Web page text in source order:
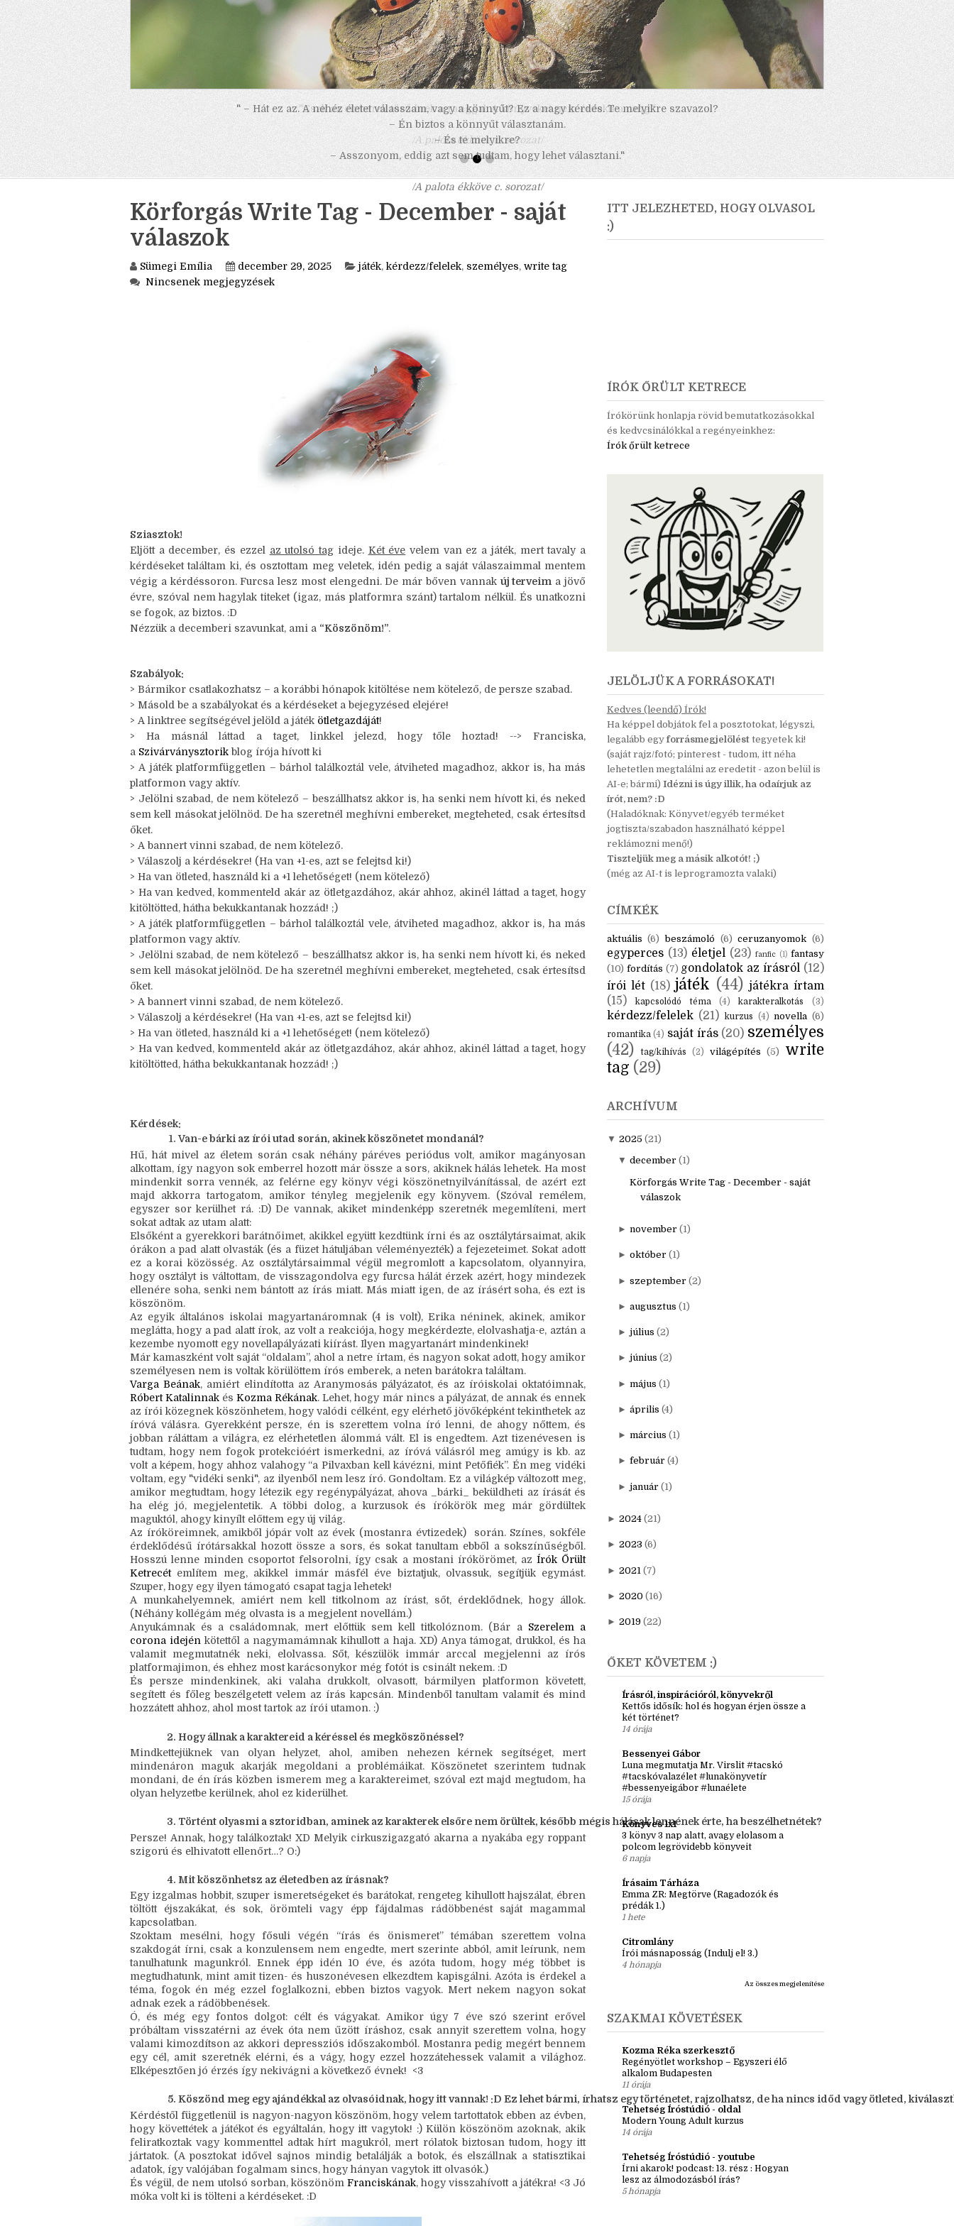
" – Hát ez az. A nehéz életet válasszam, vagy a könnyűt? Ez a nagy kérdés. Te melyikre szavazol?
– Én biztos a könnyűt választanám.
– És te melyikre?
– Asszonyom, eddig azt sem tudtam, hogy lehet választani."
/A palota ékköve c. sorozat/
Körforgás Write Tag - December - saját
válaszok
Sziasztok!
Eljött a december, és ezzelaz utolsó tagideje.Két éve velem van ez a játék, mert tavaly a
kérdéseket találtam ki, és osztottam meg veletek, idén pedig a saját válaszaimmal mentem
végig a kérdéssoron. Furcsa lesz most elengedni. De már bőven vannak
Nézzük a decemberi szavunkat, ami a
Szabályok:
> Bármikor csatlakozhatsz – a korábbi hónapok kitöltése nem kötelező, de persze szabad.
> Másold be a szabályokat és a kérdéseket a bejegyzésed elejére!
> A linktree segítségével jelöld a játékötletgazdáját!
> Ha másnál láttad a taget, linkkel jelezd, hogy tőle hoztad! --> Franciska,
a Szivárványsztorik blog írója hívott ki
> A játék platformfüggetlen – bárhol találkoztál vele, átviheted magadhoz, akkor is, ha más
platformon vagy aktív.
> Jelölni szabad, de nem kötelező – beszállhatsz akkor is, ha senki nem hívott ki, és neked
sem kell másokat jelölnöd. De ha szeretnél meghívni embereket, megteheted, csak értesítsd
őket.
> A bannert vinni szabad, de nem kötelező.
> Válaszolj a kérdésekre! (Ha van +1-es, azt se felejtsd ki!)
> Ha van ötleted, használd ki a +1 lehetőséget! (nem kötelező)
> Ha van kedved, kommenteld akár az ötletgazdához, akár ahhoz, akinél láttad a taget, hogy
kitöltötted, hátha bekukkantanak hozzád! ;)
> A játék platformfüggetlen – bárhol találkoztál vele, átviheted magadhoz, akkor is, ha más
platformon vagy aktív.
> Jelölni szabad, de nem kötelező – beszállhatsz akkor is, ha senki nem hívott ki, és neked
sem kell másokat jelölnöd. De ha szeretnél meghívni embereket, megteheted, csak értesítsd
őket.
> A bannert vinni szabad, de nem kötelező.
> Válaszolj a kérdésekre! (Ha van +1-es, azt se felejtsd ki!)
Kérdések:
Van-e bárki az írói utad során, akinek köszönetet mondanál?
Hű, hát mivel az életem során csak néhány páréves periódus volt, amikor magányosan
alkottam, így nagyon sok emberrel hozott már össze a sors, akiknek hálás lehetek. Ha most
mindenkit sorra vennék, az felérne egy könyv végi köszönetnyilvánítással, de azért ezt
majd akkorra tartogatom, amikor tényleg megjelenik egy könyvem. (Szóval remélem,
egyszer sor kerülhet rá. :D) De vannak, akiket mindenképp szeretnék megemlíteni, mert
sokat adtak az utam alatt:
Elsőként a gyerekkori barátnőimet, akikkel együtt kezdtünk írni és az osztálytársaimat, akik
órákon a pad alatt olvasták (és a füzet hátuljában véleményezték) a fejezeteimet. Sokat adott
ez a korai közösség. Az osztálytársaimmal végül megromlott a kapcsolatom, olyannyira,
hogy osztályt is váltottam, de visszagondolva egy furcsa hálát érzek azért, hogy mindezek
ellenére soha, senki nem bántott az írás miatt. Más miatt igen, de az írásért soha, és ezt is
köszönöm.
Az egyik általános iskolai magyartanáromnak (4 is volt), Erika néninek, akinek, amikor
meglátta, hogy a pad alatt írok, az volt a reakciója, hogy megkérdezte, elolvashatja-e, aztán a
kezembe nyomott egy novellapályázati kiírást. Ilyen magyartanárt mindenkinek!
Már kamaszként volt saját “oldalam”, ahol a netre írtam, és nagyon sokat adott, hogy amikor
személyesen nem is voltak körülöttem írós emberek, a neten barátokra találtam.
Varga Beának
Róbert Katalinnak és Kozma Rékának. Lehet, hogy már nincs a pályázat, de annak és ennek
az írói közegnek köszönhetem, hogy valódi célként, egy elérhető jövőképként tekinthetek az
íróvá válásra. Gyerekként persze, én is szerettem volna író lenni, de ahogy nőttem, és
jobban ráláttam a világra, ez elérhetetlen álommá vált. El is engedtem. Azt tizenévesen is
tudtam, hogy nem fogok protekcióért ismerkedni, az íróvá válásról meg amúgy is kb. az
volt a képem, hogy ahhoz valahogy “a Pilvaxban kell kávézni, mint Petőfiék”. Én meg vidéki
voltam, egy "vidéki senki", az ilyenből nem lesz író. Gondoltam. Ez a világkép változott meg,
amikor megtudtam, hogy létezik egy regénypályázat, ahova _bárki_ beküldheti az írását és
ha elég jó, megjelentetik. A többi dolog, a kurzusok és írókörök meg már gördültek
maguktól, ahogy kinyílt előttem egy új világ.
Az íróköreimnek, amikből jópár volt az évek (mostanra évtizedek)  során. Színes, sokféle
érdeklődésű írótársakkal hozott össze a sors, és sokat tanultam ebből a sokszínűségből.
Hosszú lenne minden csoportot felsorolni, így csak a mostani írókörömet, az Írók Őrült
Ketrecét említem meg, akikkel immár másfél éve biztatjuk, olvassuk, segítjük egymást.
Szuper, hogy egy ilyen támogató csapat tagja lehetek!
A munkahelyemnek, amiért nem kell titkolnom az írást, sőt, érdeklődnek, hogy állok.
(Néhány kollégám még olvasta is a megjelent novellám.)
Anyukámnak és a családomnak, mert előttük sem kell titkolóznom. (Bár a
corona idején kötettől a nagymamámnak kihullott a haja. XD) Anya támogat, drukkol, és ha
valamit megmutatnék neki, elolvassa. Sőt, készülök immár arccal megjelenni az írós
platformajimon, és ehhez most karácsonykor még fotót is csinált nekem. :D
segített és főleg beszélgetett velem az írás kapcsán. Mindenből tanultam valamit és mind
hozzátett ahhoz, ahol most tartok az írói utamon. :)
Hogy állnak a karaktereid a kéréssel és megköszönéssel?
Mindkettejüknek van olyan helyzet, ahol, amiben nehezen kérnek segítséget, mert
mondani, de én írás közben ismerem meg a karaktereimet, szóval ezt majd megtudom, ha
olyan helyzetbe kerülnek, ahol ez kiderülhet.
Persze! Annak, hogy találkoztak! XD Melyik cirkuszigazgató akarna a nyakába egy roppant
szigorú és elhivatott ellenőrt…? O:)
Mit köszönhetsz az életedben az írásnak?
Egy izgalmas hobbit, szuper ismeretségeket és barátokat, rengeteg kihullott hajszálat, ébren
töltött éjszakákat, és sok, örömteli vagy épp fájdalmas rádöbbenést saját magammal
kapcsolatban.
Szoktam mesélni, hogy fősuli végén “írás és önismeret” témában szerettem volna
szakdogát írni, csak a konzulensem nem engedte, mert szerinte abból, amit leírunk, nem
tanulhatunk magunkról. Ennek épp idén 10 éve, és azóta tudom, hogy még többet is
megtudhatunk, mint amit tizen- és huszonévesen elkezdtem kapisgálni. Azóta is érdekel a
téma, fogok én még ezzel foglalkozni, ebben biztos vagyok. Mert nekem nagyon sokat
adnak ezek a rádöbbenések.
Ó, és még egy fontos dolgot: célt és vágyakat. Amikor úgy 7 éve szó szerint erővel
próbáltam visszatérni az évek óta nem űzött íráshoz, csak annyit szerettem volna, hogy
egy cél, amit szeretnék elérni, és a vágy, hogy ezzel hozzátehessek valamit a világhoz.
Elképesztően jó érzés így nekivágni a következő évnek! <3
Köszönd meg egy ajándékkal az olvasóidnak, hogy itt vannak! :D Ez lehet bármi, írhatsz egy történetet, rajzolhatsz, de ha nincs időd vagy ötleted,
Kérdéstől függetlenül is nagyon-nagyon köszönöm, hogy velem tartottatok ebben az évben,
hogy követtétek a játékot és egyáltalán, hogy itt vagytok! :) Külön köszönöm azoknak, akik
feliratkoztak vagy kommenttel adtak hírt magukról, mert rólatok biztosan tudom, hogy itt
jártatok. (A posztokat idővel sajnos mindig betalálják a botok, és elszállnak a statisztikai
adatok, így valójában fogalmam sincs, hogy hányan vagytok itt olvasók.)
ÍRÓK ŐRÜLT KETRECE
JELÖLJÜK A FORRÁSOKAT!
Kedves (leendő) Írók!
Ha képpel dobjátok fel a posztotokat, légyszi,
legalább egyforrásmegjelölésttegyetek ki!
(saját rajz/fotó; pinterest - tudom, itt néha
lehetetlen megtalálni az eredetit - azon belül is
AI-e; bármi)Idézni is úgy illik, ha odaírjuk az
írót, nem? :D
(Haladóknak: Könyvet/egyéb terméket
jogtiszta/szabadon használható képpel
Tiszteljük meg a másik alkotót! ;)
CÍMKÉK
aktuális (6) beszámoló (6) ceruzanyomok (6)
egyperces (13) életjel (23) fanfic (1) fantasy
(10) fordítás (7) gondolatok az írásról (12)
írói lét
(18) játék (44) játékra írtam
(15)
kapcsolódó téma (4) karakteralkotás (3)
kérdezz/felelek
tag/kihívás
tag (29)
ARCHÍVUM
2025 (21)
Körforgás Write Tag - December - saját
► november (1)
► október (1)
► szeptember
► augusztus
► július (2)
► június (2)
► május (1)
► április (4)
► március (1)
► 2024 (21)
► 2023 (6)
► 2021 (7)
►2019 (22)
ŐKET KÖVETEM :)
Kettős idősík: hol és hogyan érjen össze a
két történet?
14 órája
Bessenyei Gábor
#tacskóvalazélet #lunakönyvetír
#bessenyeigábor #lunaélete
15 órája
3 könyv 3 nap alatt, avagy elolasom a
polcom legrövidebb könyveit
6 napja
Emma ZR: Megtörve (Ragadozók és
prédák 1.)
1 hete
4 hónapja
Az összes megjelenítése
SZAKMAI KÖVETÉSEK
Kozma Réka szerkesztő
Regényötlet workshop – Egyszeri élő
alkalom Budapesten
11 órája
Tehetség Íróstúdió - oldal
Modern Young Adult kurzus
14 órája